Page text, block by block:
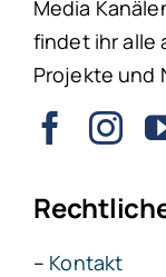
Media
findet ihr alle
Projekte und
– Kontakt